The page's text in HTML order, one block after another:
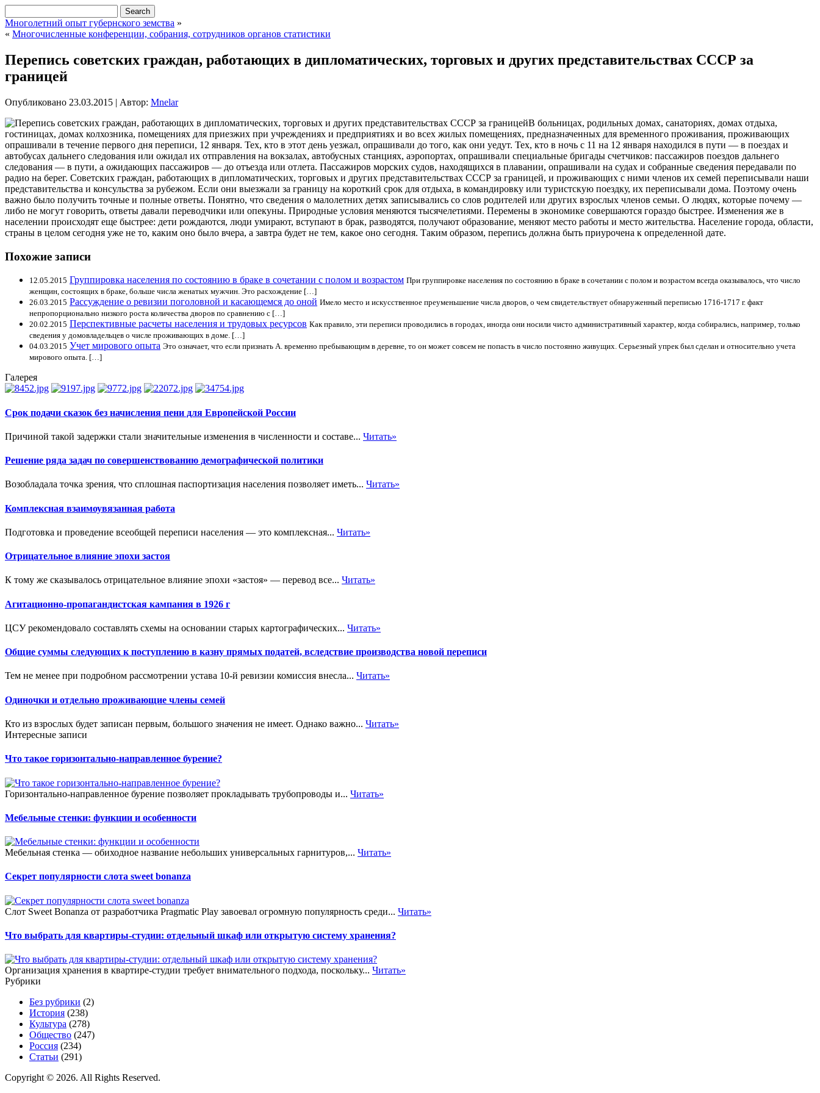
Многолетний опыт губернского земства »
« Многочисленные конференции, собрания, сотрудников органов статистики
Перепись советских граждан, работающих в дипломатических, торговых и других представительствах СССР за
границей
Опубликовано 23.03.2015 | Автор: Mnelar
В больницах, родильных домах, санаториях, домах отдыха,
гостиницах, домах колхозника, помещениях для приезжих при учреждениях и предприятиях и во всех жилых помещениях, предназначенных для временного проживания, проживающих
опрашивали в течение первого дня переписи, 12 января. Тех, кто в этот день уезжал, опрашивали до того, как они уедут. Тех, кто в ночь с 11 на 12 января находился в пути — в поездах и
автобусах дальнего следования или ожидал их отправления на вокзалах, автобусных станциях, аэропортах, опрашивали специальные бригады счетчиков: пассажиров поездов дальнего
следования — в пути, а ожидающих пассажиров — до отъезда или отлета. Пассажиров морских судов, находящихся в плавании, опрашивали на судах и собранные сведения передавали по
радио на берег. Советских граждан, работающих в дипломатических, торговых и других представительствах СССР за границей, и проживающих с ними членов их семей переписывали наши
представительства и консульства за рубежом. Если они выезжали за границу на короткий срок для отдыха, в командировку или туристскую поездку, их переписывали дома. Поэтому очень
важно было получить точные и полные ответы. Понятно, что сведения о малолетних детях записывались со слов родителей или других взрослых членов семьи. О людях, которые почему —
либо не могут говорить, ответы давали переводчики или опекуны. Природные условия меняются тысячелетиями. Перемены в экономике совершаются гораздо быстрее. Изменения же в
населении происходят еще быстрее: дети рождаются, люди умирают, вступают в брак, разводятся, получают образование, меняют место работы и место жительства. Население города, области,
страны в целом сегодня уже не то, каким оно было вчера, а завтра будет не тем, какое оно сегодня. Таким образом, перепись должна быть приурочена к определенной дате.
Похожие записи
12.05.2015 Группировка населения по состоянию в браке в сочетании с полом и возрастом При группировке населения по состоянию в браке в сочетании с полом и возрастом всегда оказывалось, что число
женщин, состоящих в браке, больше числа женатых мужчин. Это расхождение […]
26.03.2015 Рассуждение о ревизии поголовной и касающемся до оной Имело место и искусственное преуменьшение числа дворов, о чем свидетельствует обнаруженный переписью 1716-1717 г. факт
непропорционально низкого роста количества дворов по сравнению с […]
20.02.2015 Перспективные расчеты населения и трудовых ресурсов Как правило, эти переписи проводились в городах, иногда они носили чисто административный характер, когда собирались, например, только
сведения у домовладельцев о числе проживающих в доме. […]
04.03.2015 Учет мирового опыта Это означает, что если признать А. временно пребывающим в деревне, то он может совсем не попасть в число постоянно живущих. Серьезный упрек был сделан и относительно учета
мирового опыта. […]
Галерея
Срок подачи сказок без начисления пени для Европейской России
Причиной такой задержки стали значительные изменения в численности и составе... Читать»
Решение ряда задач по совершенствованию демографической политики
Возобладала точка зрения, что сплошная паспортизация населения позволяет иметь... Читать»
Комплексная взаимоувязанная работа
Подготовка и проведение всеобщей переписи населения — это комплексная... Читать»
Отрицательное влияние эпохи застоя
К тому же сказывалось отрицательное влияние эпохи «застоя» — перевод все... Читать»
Агитационно-пропагандистская кампания в 1926 г
ЦСУ рекомендовало составлять схемы на основании старых картографических... Читать»
Общие суммы следующих к поступлению в казну прямых податей, вследствие производства новой переписи
Тем не менее при подробном рассмотрении устава 10-й ревизии комиссия внесла... Читать»
Одиночки и отдельно проживающие члены семей
Кто из взрослых будет записан первым, большого значения не имеет. Однако важно... Читать»
Интересные записи
Что такое горизонтально-направленное бурение?
Горизонтально-направленное бурение позволяет прокладывать трубопроводы и... Читать»
Мебельные стенки: функции и особенности
Мебельная стенка — обиходное название небольших универсальных гарнитуров,... Читать»
Секрет популярности слота sweet bonanza
Слот Sweet Bonanza от разработчика Pragmatic Play завоевал огромную популярность среди... Читать»
Что выбрать для квартиры-студии: отдельный шкаф или открытую систему хранения?
Организация хранения в квартире-студии требует внимательного подхода, поскольку... Читать»
Рубрики
Без рубрики (2)
История (238)
Культура (278)
Общество (247)
Россия (234)
Статьи (291)
Copyright © 2026. All Rights Reserved.